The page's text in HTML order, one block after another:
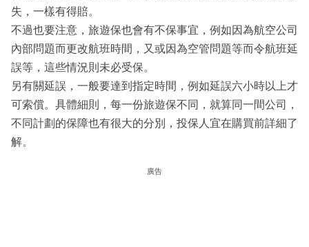
失，一樣有得賠。
不過也要注意，旅遊保也會有不保事宜，例如因為航空公司
內部問題而更改航班時間，又或因為空管問題等而令航班延
誤等，這些情況則未必受保。
另有關延誤，一般要達到指定時間，例如延誤六小時以上才
可索償。具體細則，每一份旅遊保不同，就算同一間公司，
不同計劃的保障也有很大的分別，投保人宜在購買前詳細了
解。
廣告